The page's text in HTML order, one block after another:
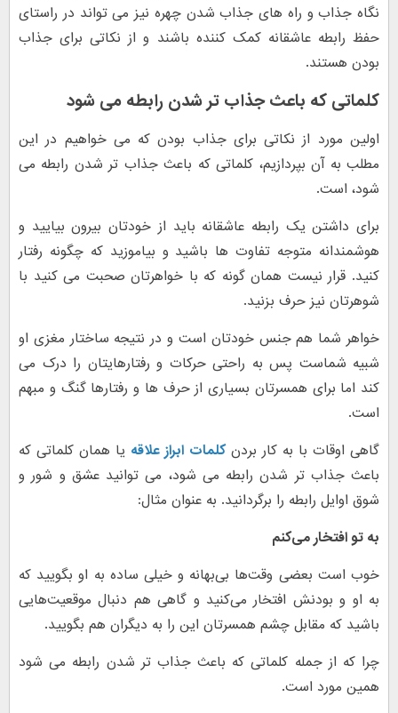
نگاه جذاب و راه های جذاب شدن چهره نیز می تواند در راستای
حفظ رابطه عاشقانه کمک کننده باشند و از نکاتی برای جذاب
بودن هستند.
کلماتی که باعث جذاب تر شدن رابطه می شود
اولین مورد از نکاتی برای جذاب بودن که می خواهیم در این
مطلب به آن بپردازیم، کلماتی که باعث جذاب تر شدن رابطه می
شود، است.
برای داشتن یک رابطه عاشقانه باید از خودتان بیرون بیایید و
هوشمندانه متوجه تفاوت ها باشید و بیاموزید که چگونه رفتار
کنید. قرار نیست همان گونه که با خواهرتان صحبت می کنید با
شوهرتان نیز حرف بزنید.
خواهر شما هم جنس خودتان است و در نتیجه ساختار مغزی او
شبیه شماست پس به راحتی حرکات و رفتارهایتان را درک می
کند اما برای همسرتان بسیاری از حرف ها و رفتارها گنگ و مبهم
است.
گاهی اوقات با به کار بردنکلمات ابراز علاقه یا همان کلماتی که
باعث جذاب تر شدن رابطه می شود، می توانید عشق و شور و
شوق اوایل رابطه را برگردانید. به عنوان مثال:
به تو افتخار می‌کنم
خوب است بعضی وقت‌ها بی‌بهانه و خیلی ساده به او بگویید که
به او و بودنش افتخار می‌کنید و گاهی هم دنبال موقعیت‌هایی
باشید که مقابل چشم همسرتان این را به دیگران هم بگویید.
چرا که از جمله کلماتی که باعث جذاب تر شدن رابطه می شود
همین مورد است.